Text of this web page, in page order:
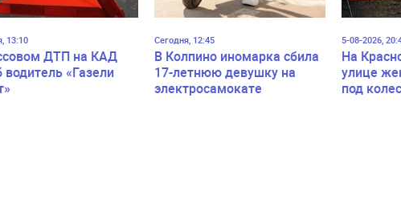
13:10
ДТП на КАД
водитель «Газели
Сегодня, 12:45
В Колпино иномарка сбила
17-летнюю девушку на
электросамокате
5-08-2026,
На
улице
под